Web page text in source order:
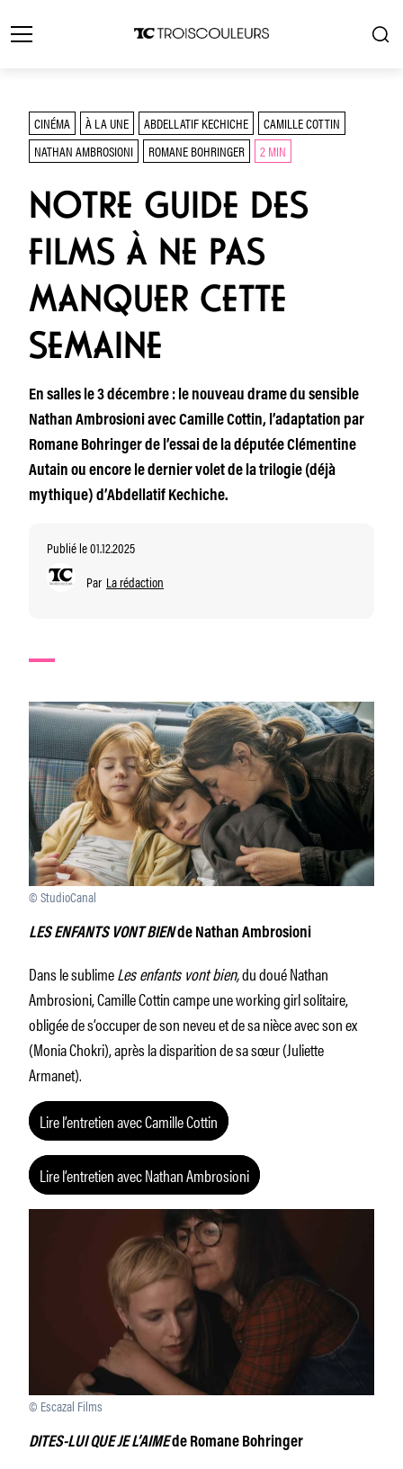
CINÉMA À LA UNE ABDELLATIF KECHICHE
CAMILLE COTTIN
NATHAN AMBROSIONI
ROMANE BOHRINGER 2 MIN
NOTRE GUIDE DES
FILMS À NE PAS
MANQUER CETTE
SEMAINE
En salles le 3 décembre : le nouveau drame du sensible
Nathan Ambrosioni avec Camille Cottin, l’adaptation par
Romane Bohringer de l’essai de la députée Clémentine
Autain ou encore le dernier volet de la trilogie (déjà
mythique) d’Abdellatif Kechiche.
Publié le 01.12.2025
Par La rédaction
© StudioCanal
LES ENFANTS VONT BIENde Nathan Ambrosioni
Dans le sublimeLes enfants vont bien,du doué Nathan
Ambrosioni, Camille Cottin campe une working girl solitaire,
obligée de s’occuper de son neveu et de sa nièce avec son ex
(Monia Chokri), après la disparition de sa sœur (Juliette
Armanet).
Lire l’entretien avec Camille Cottin
Lire l’entretien avec Nathan Ambrosioni
© Escazal Films
DITES-LUI QUE JE L’AIMEde Romane Bohringer